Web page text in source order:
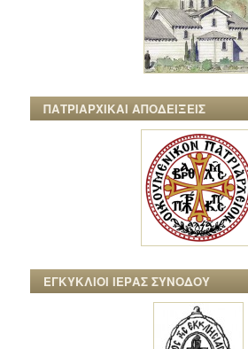
ΠΑΤΡΙΑΡΧΙΚΑΙ ΑΠΟΔΕΙΞΕΙΣ
ΕΓΚΥΚΛΙΟΙ ΙΕΡΑΣ ΣΥΝΟΔΟΥ